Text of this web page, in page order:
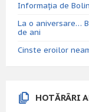
Informația de
La o aniversare…
de ani
Cinste eroilor
HOTĂRÂRI